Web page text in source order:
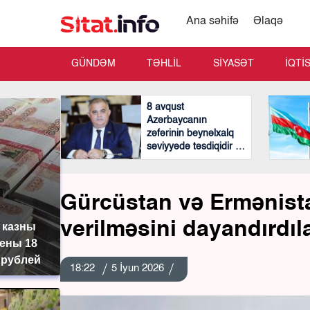
казны
18
Ana səhifə Əlaqə
GÜNDƏM TƏHLİL SİYASƏT
8 avqust
Azərbaycanın
zəfərinin beynəlxalq
səviyyədə təsdiqidir -
Arzu Nağıyev
Gürcüstan və
verilməsini
18:22 5 İyun 2026